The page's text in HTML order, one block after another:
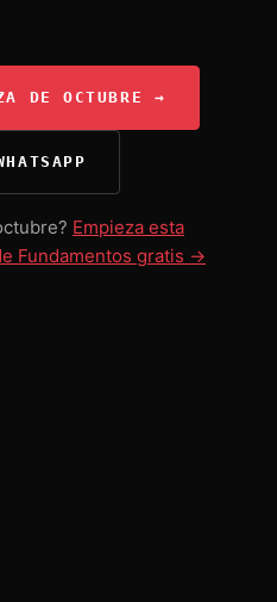
DE OCTUBRE →
Empieza esta
Fundamentos gratis →